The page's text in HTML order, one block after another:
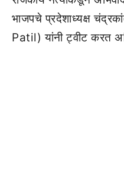
भाजपचे प्रदेशाध्यक्ष
Patil) यांनी ट्वीट करत